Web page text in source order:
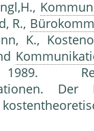
R.,
K.,
1989.
Der